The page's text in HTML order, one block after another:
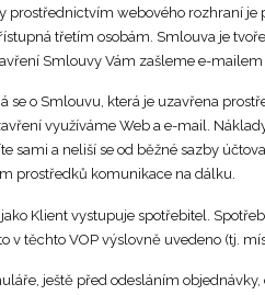
webového rozhraní je
třetím osobám. Smlouva je
Smlouvy Vám zašleme e-
se o Smlouvu, která je uzavřena
využíváme Web a e-mail.
sami a neliší se od běžné sazby
prostředků komunikace na dálku.
Klient vystupuje spotřebitel.
těchto VOP výslovně uvedeno (tj.
ještě před odesláním